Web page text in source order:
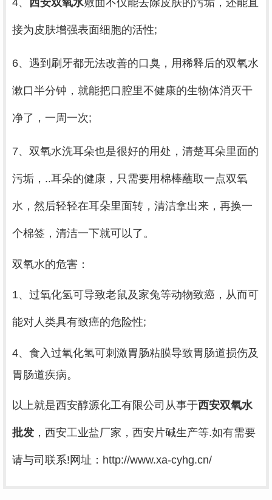
4、 西安双氧水敷面不仅能去除皮肤的污垢，还能直
接为皮肤增强表面细胞的活性;
6、遇到刷牙都无法改善的口臭，用稀释后的双氧水
漱口半分钟，就能把口腔里不健康的生物体消灭干
净了，一周一次;
7、双氧水洗耳朵也是很好的用处，清楚耳朵里面的
污垢，..耳朵的健康，只需要用棉棒蘸取一点双氧
水，然后轻轻在耳朵里面转，清洁拿出来，再换一
个棉签，清洁一下就可以了。
双氧水的危害：
1、过氧化氢可导致老鼠及家兔等动物致癌，从而可
能对人类具有致癌的危险性;
4、食入过氧化氢可刺激胃肠粘膜导致胃肠道损伤及
胃肠道疾病。
以上就是西安醇源化工有限公司从事于西安双氧水
批发 ，西安工业盐厂家，西安片碱生产等.如有需要
请与司联系!网址：http://www.xa-cyhg.cn/